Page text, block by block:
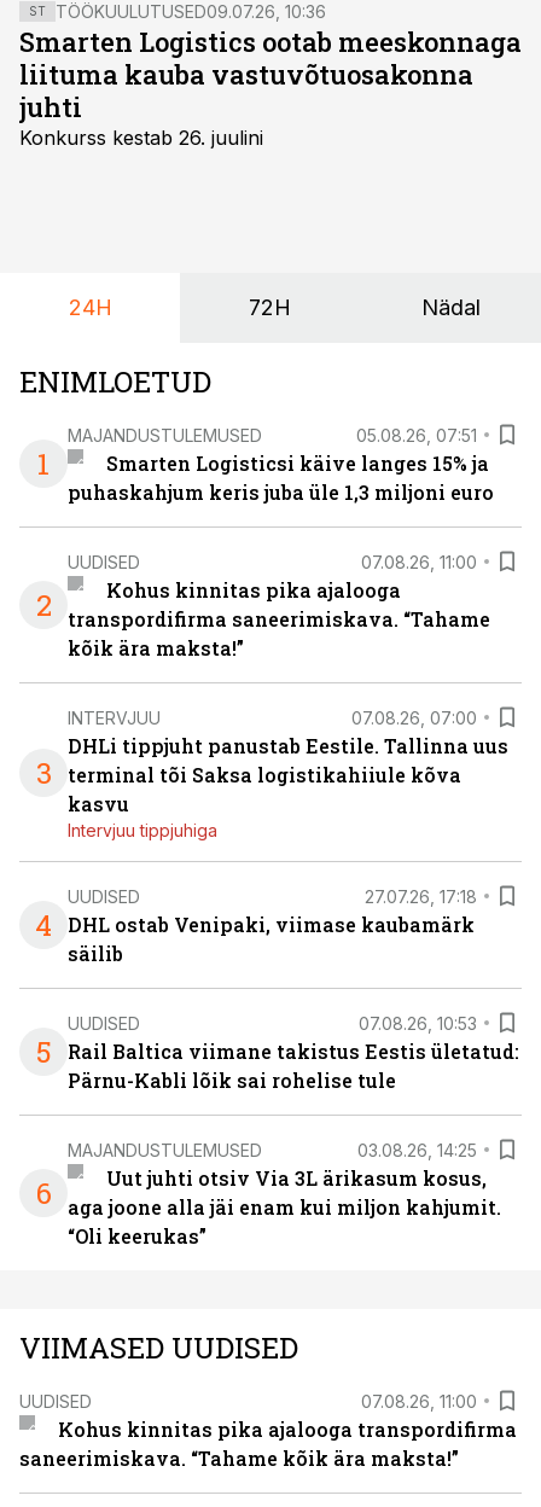
ST TÖÖKUULUTUSED09.07.26, 10:36
Smarten Logistics ootab meeskonnaga
liituma kauba vastuvõtuosakonna
juhti
Konkurss kestab 26. juulini
24H 72H Nädal
ENIMLOETUD
1
MAJANDUSTULEMUSED 05.08.26, 07:51
Smarten Logisticsi käive langes 15% ja
puhaskahjum keris juba üle 1,3 miljoni euro
2
UUDISED 07.08.26, 11:00
Kohus kinnitas pika ajalooga
transpordifirma saneerimiskava. “Tahame
kõik ära maksta!”
3
INTERVJUU 07.08.26, 07:00
DHLi tippjuht panustab Eestile. Tallinna uus
terminal tõi Saksa logistikahiiule kõva
kasvu
Intervjuu tippjuhiga
4
UUDISED 27.07.26, 17:18
DHL ostab Venipaki, viimase kaubamärk
säilib
5
UUDISED 07.08.26, 10:53
Rail Baltica viimane takistus Eestis ületatud:
Pärnu-Kabli lõik sai rohelise tule
6
MAJANDUSTULEMUSED 03.08.26, 14:25
Uut juhti otsiv Via 3L ärikasum kosus,
aga joone alla jäi enam kui miljon kahjumit.
“Oli keerukas”
VIIMASED UUDISED
UUDISED 07.08.26, 11:00
Kohus kinnitas pika ajalooga transpordifirma
saneerimiskava. “Tahame kõik ära maksta!”